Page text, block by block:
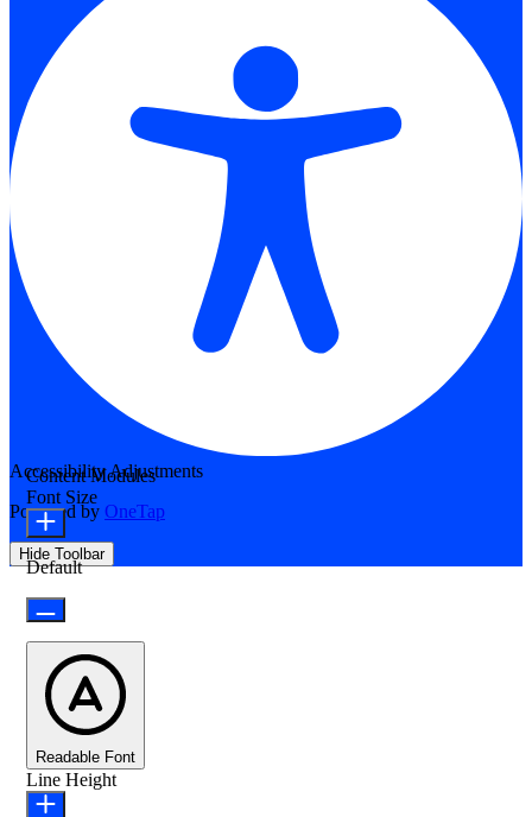
Accessibility Adjustments
Powered by OneTap
Hide Toolbar
Content Modules
Font Size
Default
Readable Font
Line Height